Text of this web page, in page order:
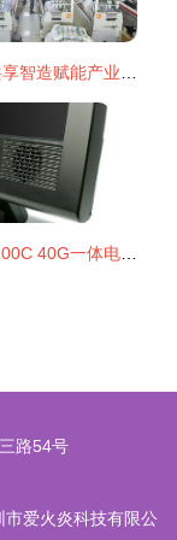
路54号
市爱火炎科技有限公